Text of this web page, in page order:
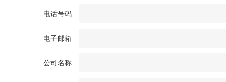
电话号码
电子邮箱
公司名称